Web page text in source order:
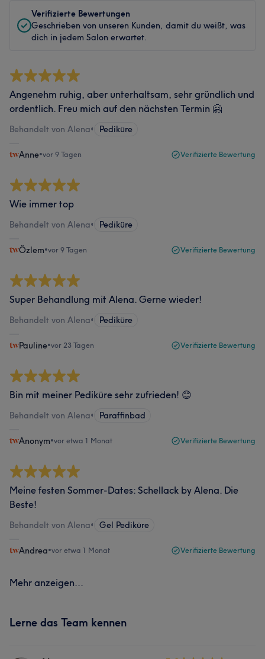
Verifizierte Bewertungen
Geschrieben von unseren Kunden, damit du weißt, was
dich in jedem Salon erwartet.
Angenehm ruhig, aber unterhaltsam, sehr gründlich und
ordentlich. Freu mich auf den nächsten Termin 🤗
Behandelt von Alena• Pediküre
Anne•vor 9 Tagen Verifizierte Bewertung
Wie immer top
Behandelt von Alena• Pediküre
Özlem•vor 9 Tagen Verifizierte Bewertung
Super Behandlung mit Alena. Gerne wieder!
Behandelt von Alena• Pediküre
Pauline•vor 23 Tagen Verifizierte Bewertung
Bin mit meiner Pediküre sehr zufrieden! 😊
Behandelt von Alena• Paraffinbad
Anonym•vor etwa 1 Monat Verifizierte Bewertung
Meine festen Sommer-Dates: Schellack by Alena. Die
Beste!
Behandelt von Alena• Gel Pediküre
Andrea•vor etwa 1 Monat Verifizierte Bewertung
Mehr anzeigen...
Lerne das Team kennen